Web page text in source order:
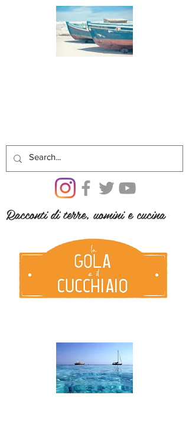
Racconti di terre, uomini e cucina